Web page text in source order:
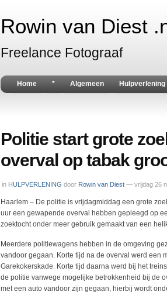
Rowin van Diest
Freelance Fotograaf
Home * Algemeen Hulpverlening
Politie start grote
overval op tabak
in HULPVERLENING door Rowin van Diest — vrijdag 26
Haarlem – De politie is vrijdagmiddag een grote
uur een gewapende overval hebben gepleegd op
zoektocht onder meer gebruik gemaakt van een
Meerdere politiewagens hebben in de omgeving
vandoor gegaan. Korte tijd na de overval werd een
Garekokerskade. Korte tijd daarna werd bij het
de politie vanwege mogelijke betrokkenheid bij de
met een auto vandoor zijn gegaan, hierbij wordt